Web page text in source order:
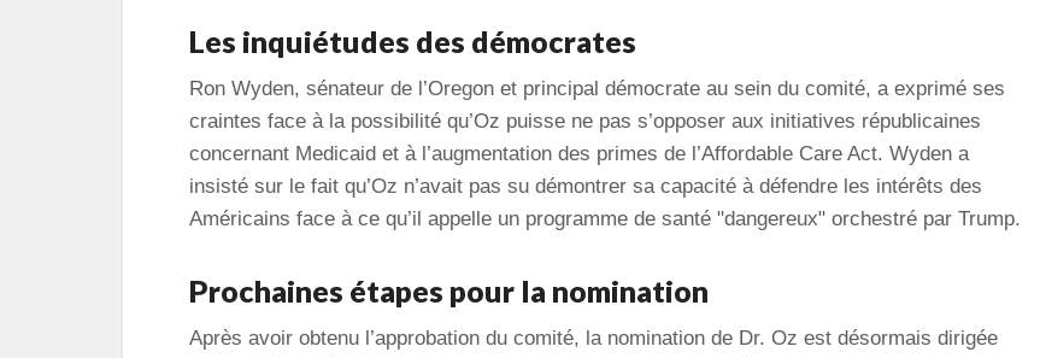
Les inquiétudes des démocrates
Ron Wyden, sénateur de l’Oregon et principal démocrate au sein du comité, a exprimé ses
craintes face à la possibilité qu’Oz puisse ne pas s’opposer aux initiatives républicaines
concernant Medicaid et à l’augmentation des primes de l’Affordable Care Act. Wyden a
insisté sur le fait qu’Oz n’avait pas su démontrer sa capacité à défendre les intérêts des
Américains face à ce qu’il appelle un programme de santé "dangereux" orchestré par Trump.
Prochaines étapes pour la nomination
Après avoir obtenu l’approbation du comité, la nomination de Dr. Oz est désormais dirigée